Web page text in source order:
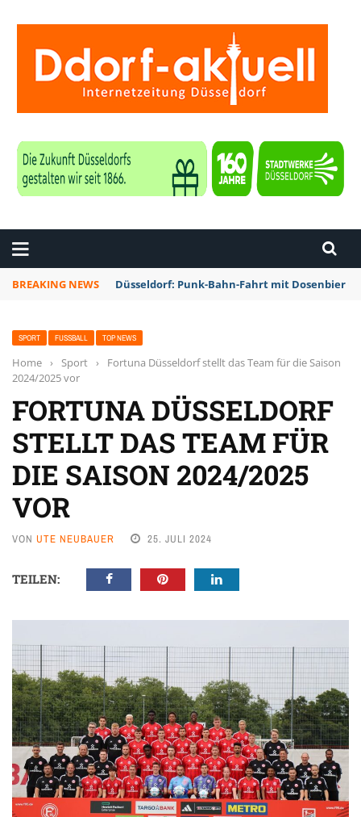
BREAKING NEWS Düsseldorf: Punk-Bahn-Fahrt mit Dosenbier
SPORT FUSSBALL TOP NEWS
Home › Sport ›
Fortuna Düsseldorf stellt das Team für die Saison
2024/2025 vor
FORTUNA DÜSSELDORF
STELLT DAS TEAM FÜR
DIE SAISON 2024/2025
VOR
VON UTE NEUBAUER 25. JULI 2024
TEILEN: